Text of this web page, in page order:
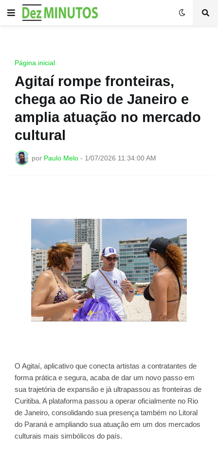
Página inicial
Agitaí rompe fronteiras,
chega ao Rio de Janeiro e
amplia atuação no mercado
cultural
por Paulo Melo - 1/07/2026 11:34:00 AM
O Agitaí, aplicativo que conecta artistas a contratantes de
forma prática e segura, acaba de dar um novo passo em
sua trajetória de expansão e já ultrapassou as fronteiras de
Curitiba. A plataforma passou a operar oficialmente no Rio
de Janeiro, consolidando sua presença também no Litoral
do Paraná e ampliando sua atuação em um dos mercados
culturais mais simbólicos do país.